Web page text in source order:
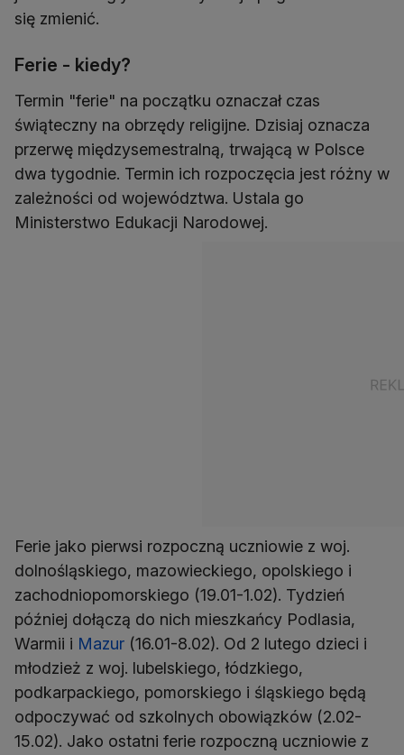
się zmienić.
Ferie - kiedy?
Termin "ferie" na początku oznaczał czas
świąteczny na obrzędy religijne. Dzisiaj oznacza
przerwę międzysemestralną, trwającą w Polsce
dwa tygodnie. Termin ich rozpoczęcia jest różny w
zależności od województwa. Ustala go
Ministerstwo Edukacji Narodowej.
Ferie jako pierwsi rozpoczną uczniowie z woj.
dolnośląskiego, mazowieckiego, opolskiego i
zachodniopomorskiego (19.01-1.02). Tydzień
później dołączą do nich mieszkańcy Podlasia,
Warmii i Mazur (16.01-8.02). Od 2 lutego dzieci i
młodzież z woj. lubelskiego, łódzkiego,
podkarpackiego, pomorskiego i śląskiego będą
odpoczywać od szkolnych obowiązków (2.02-
15.02). Jako ostatni ferie rozpoczną uczniowie z